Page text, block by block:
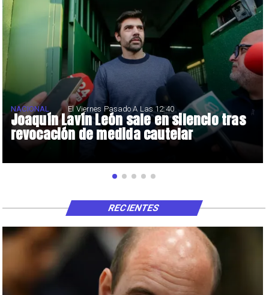
Joaquín Lavín León sale en silencio tras
revocación de medida cautelar
NACIONAL El Viernes Pasado A Las 12:40
RECIENTES